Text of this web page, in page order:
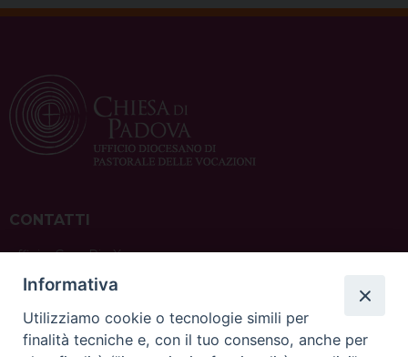
CONTATTI
ufficio: Casa Pio X
via Bonporti, 20 – 35141 Padova
tel: +39 351 619 2354
e mail:ufficiovocazionipadova@gmail.com
Informativa
Utilizziamo cookie o tecnologie simili per
finalità tecniche e, con il tuo consenso, anche per